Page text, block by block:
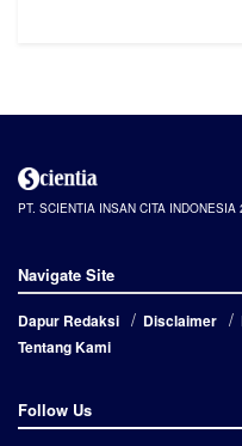
PT. SCIENTIA INSAN CITA INDONESIA
Navigate Site
Dapur Redaksi Disclaimer
Tentang Kami
Follow Us